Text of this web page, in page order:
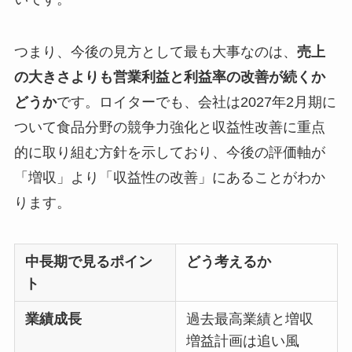
つまり、今後の見方として最も大事なのは、 売上
の大きさよりも営業利益と利益率の改善が続くか
どうかです。ロイターでも、会社は2027年2月期に
ついて食品分野の競争力強化と収益性改善に重点
的に取り組む方針を示しており、今後の評価軸が
「増収」より「収益性の改善」にあることがわか
ります。
中長期で見るポイン
ト
どう考えるか
業績成長
過去最高業績と増収
増益計画は追い風